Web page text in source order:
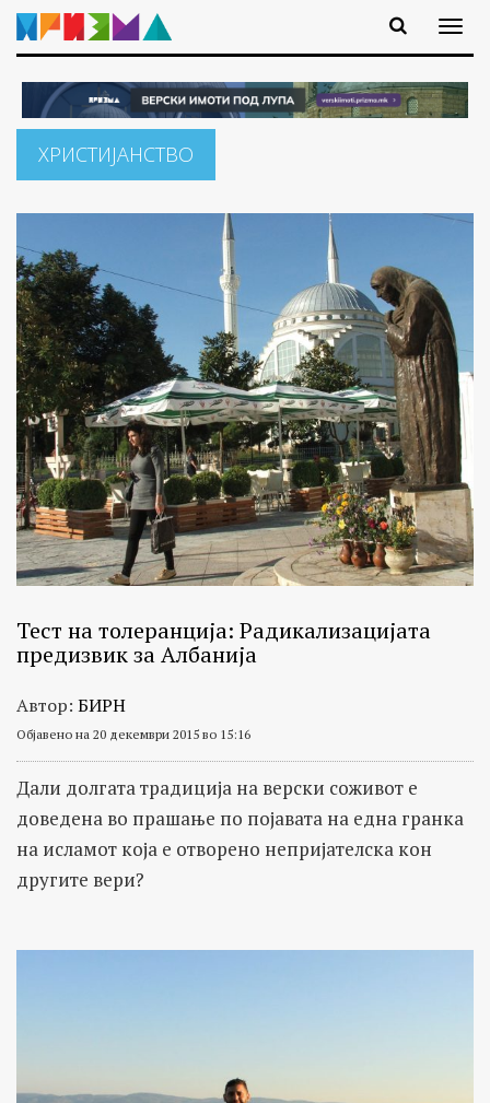
ХРИСТИЈАНСТВО
Тест на толеранција: Радикализацијата
предизвик за Албанија
Автор: БИРН
Објавено на 20 декември 2015 во 15:16
Дали долгата традиција на верски соживот е
доведена во прашање по појавата на една гранка
на исламот која е отворено непријателска кон
другите вери?